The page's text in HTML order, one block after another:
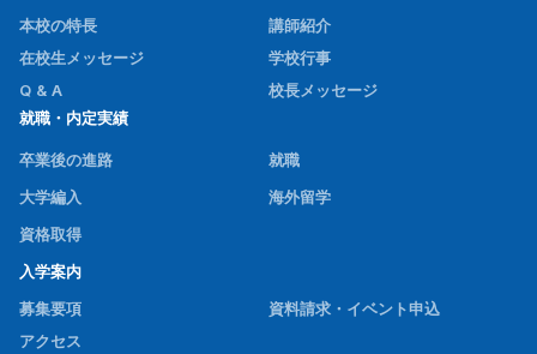
本校の特長
講師紹介
在校生メッセージ
学校行事
Q & A
校長メッセージ
就職・内定実績
卒業後の進路
就職
大学編入
海外留学
資格取得
入学案内
募集要項
資料請求・イベント申込
アクセス